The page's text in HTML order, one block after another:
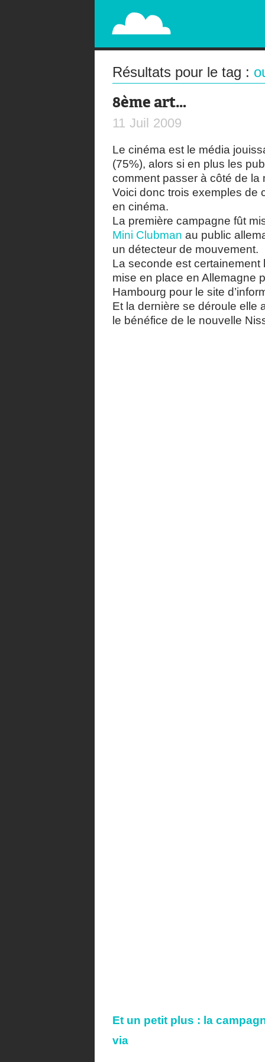
PAPERPLANE
STREET, AMBIENT, GUÉRILLA MARKETING
Résultats pour le tag :
8ème art…
11 Juil 2009
Le cinéma est le média
(75%), alors si en plus les
comment passer à côté de la
Voici donc trois exemples de
en cinéma.
La première campagne fût
Mini Clubman au public
un détecteur de mouvement.
La seconde est
mise en place en Allemagne
Hambourg pour le site
Et la dernière se déroule elle
le bénéfice de le nouvelle
Et un petit plus : la
via